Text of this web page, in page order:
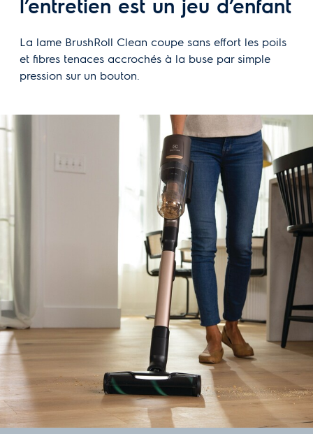
l’entretien est un jeu d’enfant
La lame BrushRoll Clean coupe sans effort les poils
et fibres tenaces accrochés à la buse par simple
pression sur un bouton.